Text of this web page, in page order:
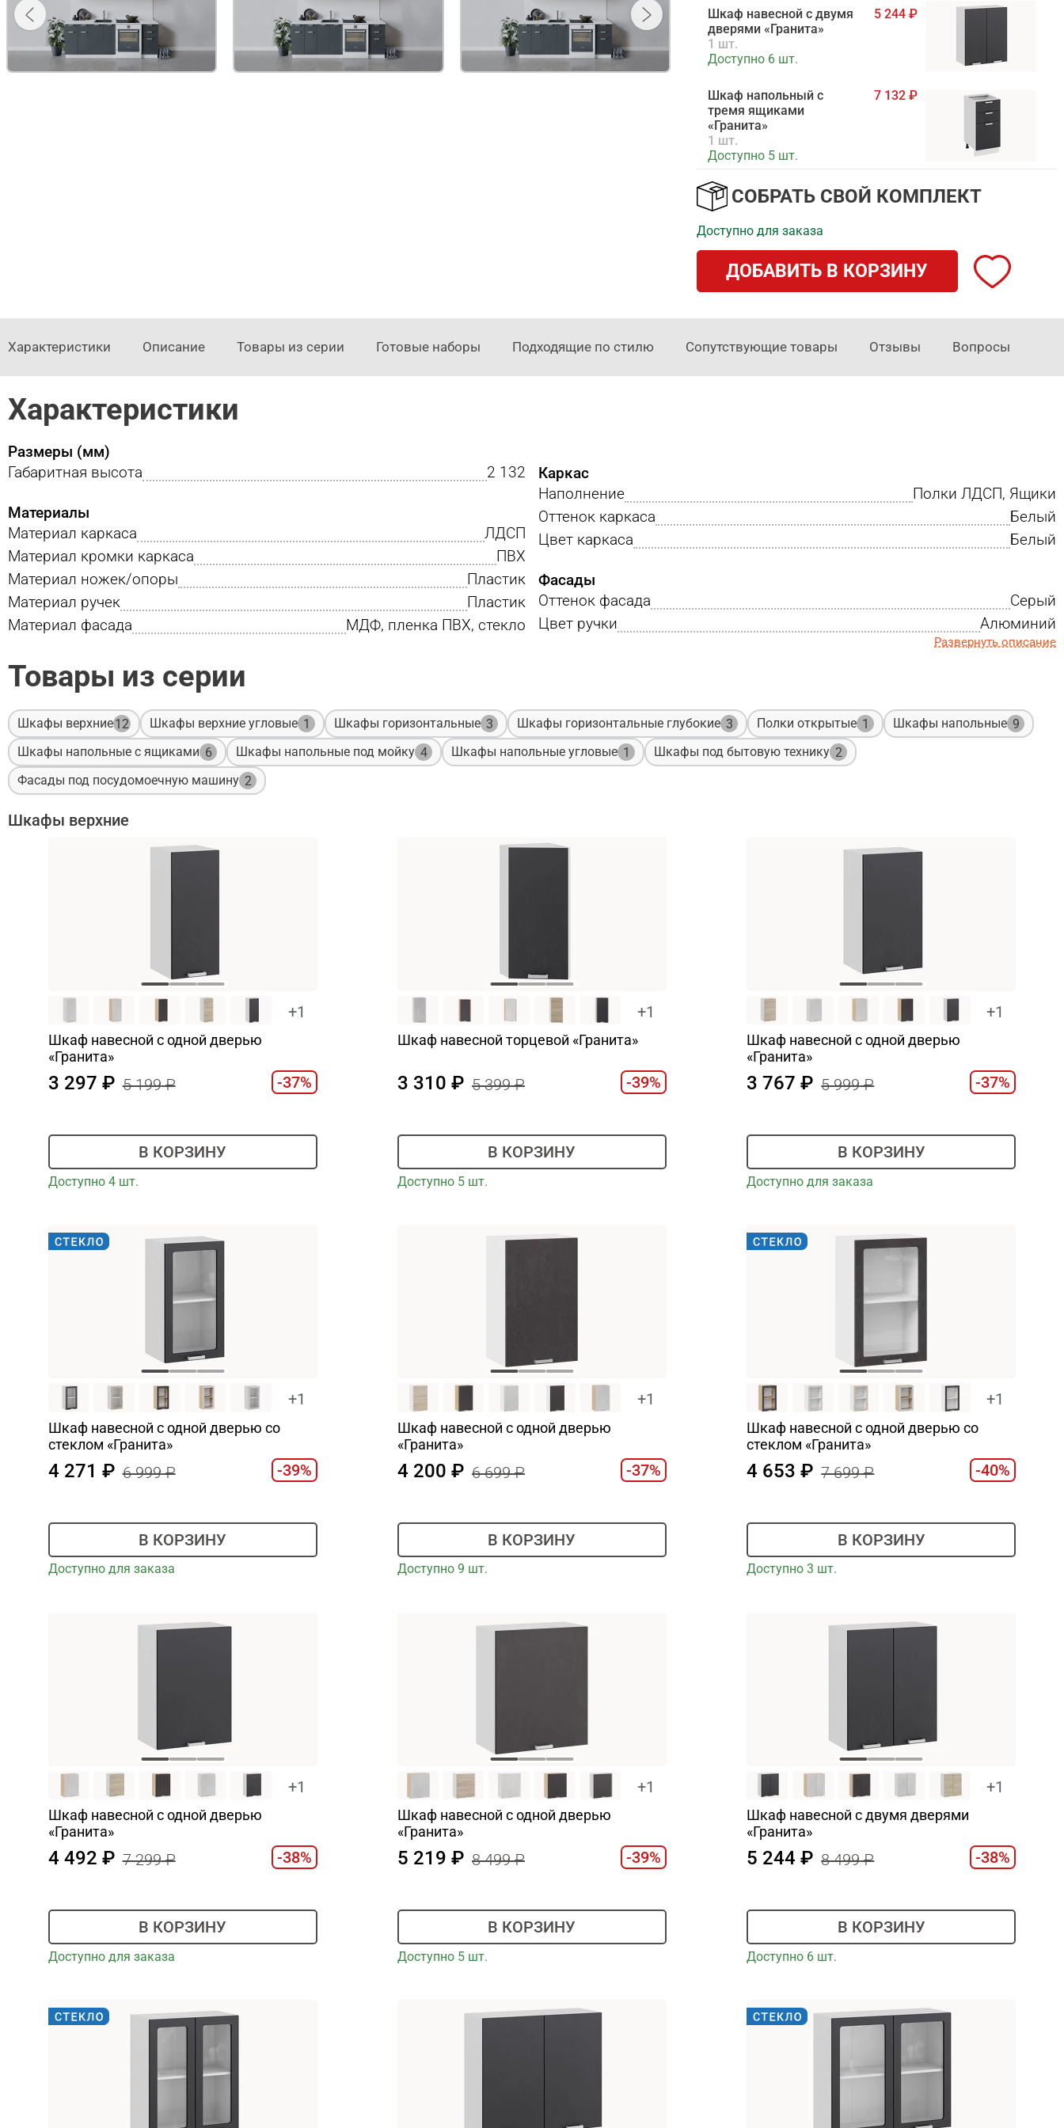
Шкаф навесной c двумя
дверями «Гранита»
1 шт.
Доступно 6 шт.
5 244
Шкаф напольный с
тремя ящиками
«Гранита»
1 шт.
Доступно 5 шт.
7 132
Шкаф напольный с
двумя дверями
«Гранита»
1 шт.
Доступно для заказа
6 219
СОБРАТЬ СВОЙ КОМПЛЕКТ
Доступно для заказа
ДОБАВИТЬ В КОРЗИНУ
Характеристики Описание Товары из серии Готовые наборы Подходящие по стилю Сопутствующие товары Отзывы Вопросы
Характеристики
Размеры (мм)
Габаритная высота
2 132
Материалы
Материал каркаса
ЛДСП
Материал кромки каркаса
ПВХ
Материал ножек/опоры
Пластик
Материал ручек
Пластик
Материал фасада
МДФ, пленка ПВХ, стекло
Каркас
Наполнение
Полки ЛДСП, Ящики
Оттенок каркаса
Белый
Цвет каркаса
Белый
Фасады
Оттенок фасада
Серый
Цвет ручки
Алюминий
Развернуть описание
Товары из серии
Шкафы верхние12 Шкафы верхние угловые 1 Шкафы горизонтальные 3 Шкафы горизонтальные глубокие 3 Полки открытые 1 Шкафы напольные 9
Шкафы напольные с ящиками 6 Шкафы напольные под мойку 4 Шкафы напольные угловые 1 Шкафы под бытовую технику 2
Фасады под посудомоечную машину 2
Шкафы верхние
+1
Шкаф навесной c одной дверью
«Гранита»
3 297 5 199 -37%
В КОРЗИНУ
Доступно 4 шт.
+1
Шкаф навесной торцевой «Гранита»
3 310 5 399 -39%
В КОРЗИНУ
Доступно 5 шт.
+1
Шкаф навесной c одной дверью
«Гранита»
3 767 5 999 -37%
В КОРЗИНУ
Доступно для заказа
+1
Шкаф навесной c одной дверью со
стеклом «Гранита»
4 271 6 999 -39%
В КОРЗИНУ
Доступно для заказа
+1
Шкаф навесной c одной дверью
«Гранита»
4 200 6 699 -37%
В КОРЗИНУ
Доступно 9 шт.
+1
Шкаф навесной c одной дверью со
стеклом «Гранита»
4 653 7 699 -40%
В КОРЗИНУ
Доступно 3 шт.
+1
Шкаф навесной c одной дверью
«Гранита»
4 492 7 299 -38%
В КОРЗИНУ
Доступно для заказа
+1
Шкаф навесной c одной дверью
«Гранита»
5 219 8 499 -39%
В КОРЗИНУ
Доступно 5 шт.
+1
Шкаф навесной c двумя дверями
«Гранита»
5 244 8 499 -38%
В КОРЗИНУ
Доступно 6 шт.